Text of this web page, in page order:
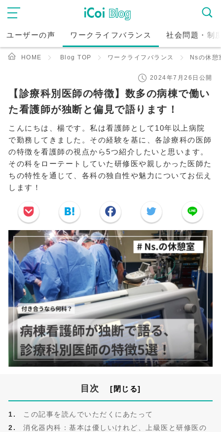
ユーザーの声 ワークライフバランス 社会問題・制
HOME Blog TOP ワークライフバランス Nsの休憩
2024年7月26日公開
【診療科別医師の特徴】数多の病棟で働い
た看護師が独断と偏見で語ります！
こんにちは、楊です。私は看護師として10年以上病院
で勤務してきました。その経験を基に、各診療科の医師
の特徴を看護師の視点から5つ紹介したいと思います。
その科をローテートしていた研修医や親しかった医師た
ちの特性を通じて、各科の独自性や魅力についてお伝え
します！
目次
この記事を読んでいただくにあたって
消化器内科：基本は優しいけれど、上級医と研修医の